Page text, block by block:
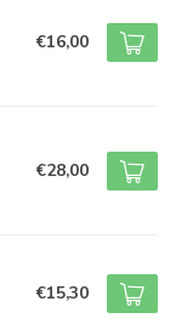
€16,00
€28,00
€15,30